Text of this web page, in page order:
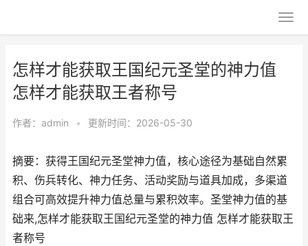
怎样才能获取王国纪元圣堂的神力值
怎样才能获取王者称号
作者： admin • 更新时间：2026-05-30
摘要：获得王国纪元圣堂神力值，核心途径为基础自然累
积、伤兵转化、神力任务、活动奖励与道具加成，多渠道
组合可高效提升神力值总量与累积效率。圣堂神力值的基
础来,怎样才能获取王国纪元圣堂的神力值 怎样才能获取王
者称号